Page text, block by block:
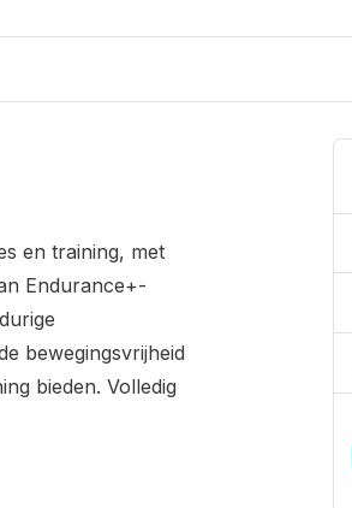
en training, met
Endurance+-
bewegingsvrijheid
bieden. Volledig